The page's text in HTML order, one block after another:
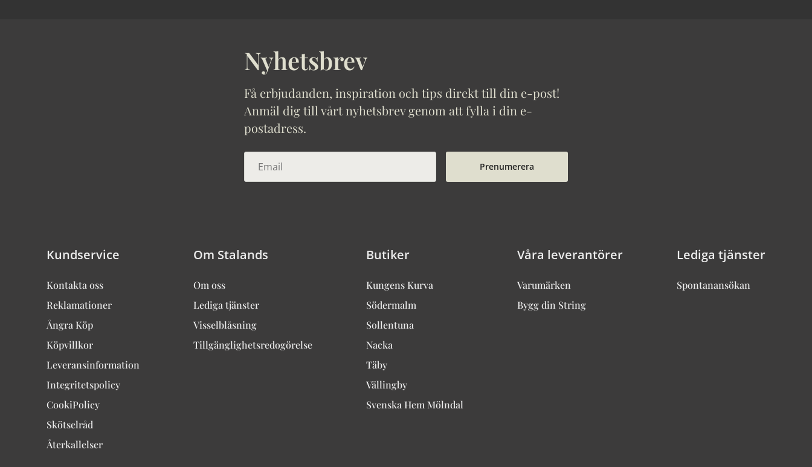
Nyhetsbrev
Få erbjudanden, inspiration och tips direkt till din e-post!
Anmäl dig till vårt nyhetsbrev genom att fylla i din e-
postadress.
Prenumerera
Kundservice
Kontakta oss
Reklamationer
Ångra Köp
Köpvillkor
Leveransinformation
Integritetspolicy
CookiPolicy
Skötselråd
Återkallelser
Om Stalands
Om oss
Lediga tjänster
Visselblåsning
Tillgänglighetsredogörelse
Butiker
Kungens Kurva
Södermalm
Sollentuna
Nacka
Täby
Vällingby
Svenska Hem Mölndal
Våra leverantörer
Varumärken
Bygg din String
Lediga tjänster
Spontanansökan